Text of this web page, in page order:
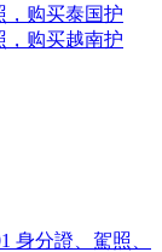
，购买泰国护
，购买越南护
身分證、駕照、